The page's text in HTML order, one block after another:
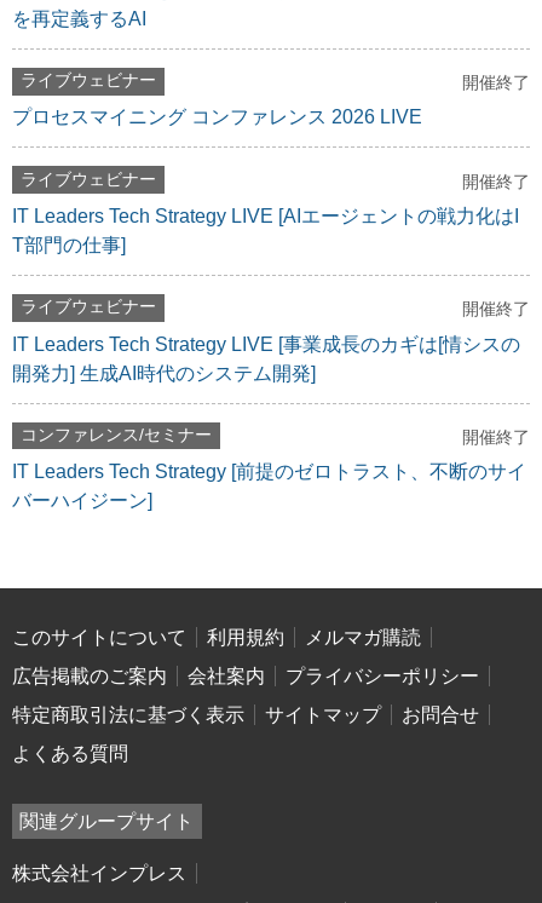
を再定義するAI
ライブウェビナー 開催終了
プロセスマイニング コンファレンス 2026 LIVE
ライブウェビナー 開催終了
IT Leaders Tech Strategy LIVE [AIエージェントの戦力化はI
T部門の仕事]
ライブウェビナー 開催終了
IT Leaders Tech Strategy LIVE [事業成長のカギは[情シスの
開発力] 生成AI時代のシステム開発]
コンファレンス/セミナー 開催終了
IT Leaders Tech Strategy [前提のゼロトラスト、不断のサイ
バーハイジーン]
このサイトについて 利用規約
メルマガ購読
広告掲載のご案内
会社案内
プライバシーポリシー
特定商取引法に基づく表示
サイトマップ
お問合せ
よくある質問
関連グループサイト
株式会社インプレス